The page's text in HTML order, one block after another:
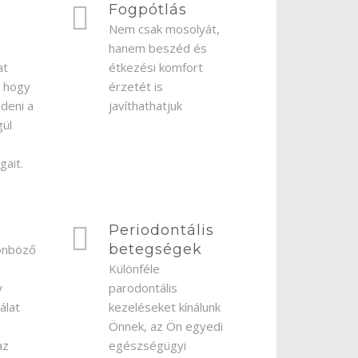
hogy
a
Fogpótlás
Nem csak mosolyát,
hanem beszéd és
étkezési komfort
érzetét is
javíthathatjuk
Periodontális
betegségek
Különféle
parodontális
kezeléseket kínálunk
Önnek, az Ön egyedi
egészségügyi